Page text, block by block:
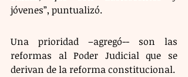
jóvenes”, puntualizó.
Una prioridad –agregó-- son las
reformas al Poder Judicial que se
derivan de la reforma constitucional.